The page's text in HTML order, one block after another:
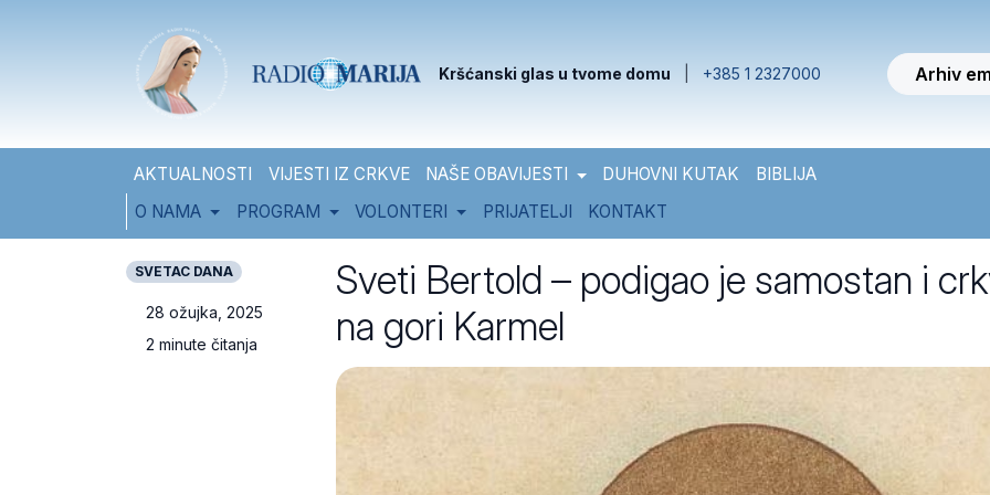
Kršćanski glas u tvome domu +385 1 2327000 Arhiv
AKTUALNOSTI VIJESTI IZ CRKVE NAŠE OBAVIJESTI DUHOVNI KUTAK
BIBLIJA
O NAMA
PROGRAM VOLONTERI PRIJATELJI KONTAKT
SVETAC DANA
28 ožujka, 2025
2 minute čitanja
Sveti Bertold – podigao je samostan i
na gori Karmel